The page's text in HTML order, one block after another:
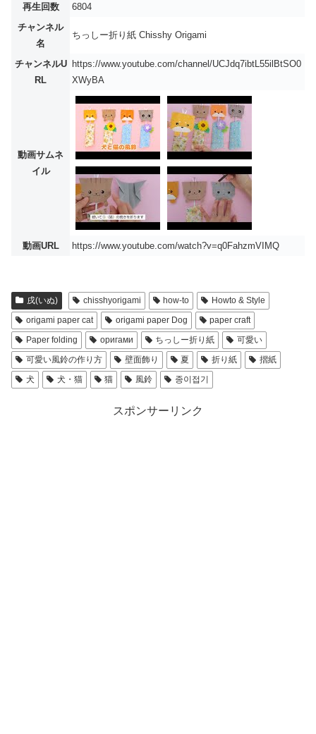
再生回数
6804
チャンネル
名
ちっしー折り紙 Chisshy Origami
チャンネルU
RL
https://www.youtube.com/channel/UCJdq7ibtL55ilBtSO0
XWyBA
動画サムネ
イル
動画URL https://www.youtube.com/watch?v=q0FahzmVIMQ
戌(いぬ) chisshyorigami how-to
Howto & Style
origami paper cat
origami paper Dog
paper craft
Paper folding
оригами ちっしー折り紙
可愛い
可愛い風鈴の作り方
壁面飾り 夏 折り紙
摺紙
犬
犬・猫 猫 風鈴 종이접기
スポンサーリンク